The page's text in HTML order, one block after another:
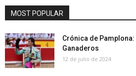
MOST POPULAR
Crónica de
Ganaderos
12 de julio de 2024